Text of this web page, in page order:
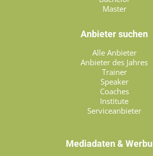
Master
Anbieter suchen
Alle Anbieter
Anbieter des Jahres
Trainer
Speaker
Coaches
Institute
Serviceanbieter
Mediadaten &